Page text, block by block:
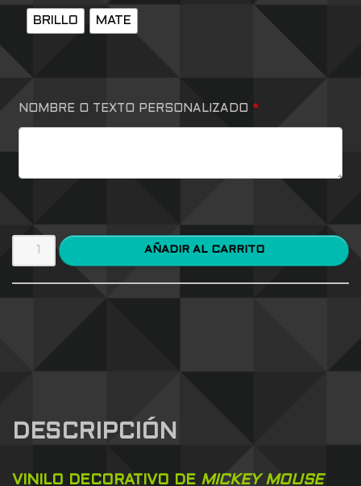
BRILLO MATE
NOMBRE O TEXTO PERSONALIZADO *
AÑADIR AL CARRITO
DESCRIPCIÓN
VINILO DECORATIVO DE MICKEY MOUSE